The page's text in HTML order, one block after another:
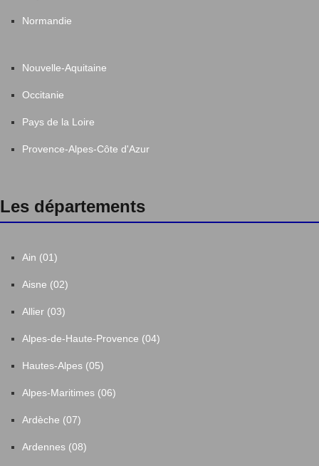
Normandie
Nouvelle-Aquitaine
Occitanie
Pays de la Loire
Provence-Alpes-Côte d'Azur
Les départements
Ain (01)
Aisne (02)
Allier (03)
Alpes-de-Haute-Provence (04)
Hautes-Alpes (05)
Alpes-Maritimes (06)
Ardèche (07)
Ardennes (08)